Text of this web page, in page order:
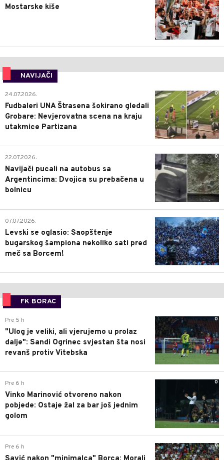
Mostarske kiše
NAVIJAČI
0
24.07.2026.
Fudbaleri UNA Štrasena šokirano gledali
Grobare: Nevjerovatna scena na kraju
utakmice Partizana
0
22.07.2026.
Navijači pucali na autobus sa
Argentincima: Dvojica su prebačena u
bolnicu
1
07.07.2026.
Levski se oglasio: Saopštenje
bugarskog šampiona nekoliko sati pred
meč sa Borcem!
FK BORAC
0
Pre 5 h
"Ulog je veliki, ali vjerujemo u prolaz
dalje": Sandi Ogrinec svjestan šta nosi
revanš protiv Vitebska
0
Pre 6 h
Vinko Marinović otvoreno nakon
pobjede: Ostaje žal za bar još jednim
golom
0
Pre 6 h